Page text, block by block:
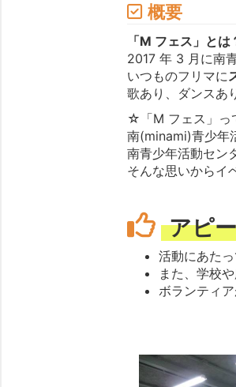
概要
「M フェス」とは
2017 年 3 月に南
いつものフリマに
歌あり、ダンスあ
☆「M フェス」っ
南(minami)青少年
南青少年活動セン
そんな思いからイ
アピ
活動にあた
また、学校
ボランティ